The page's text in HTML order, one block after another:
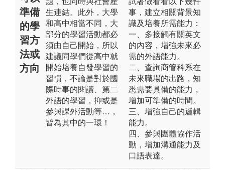
準備
的學
習方
法或
方向
生連結。此外，大學
和高中相當不同，大
部分的學習活動都必
須由自己開始，所以
建議同學們從高中就
開始培養自發學習的
習慣，不論是對於國
際時事的閱讀、第二
外語的學習，抑或是
參與課外活動等…，
皆為其中的一環！
事，建立相關背景知
識及培養所需能力：
一、多接觸有關英文
的內容，增強未來必
需的外語能力。
二、查詢商管科系在
未來職場的出路，知
悉需要具備的能力，
增加可準備的時間。
三、增強自己的邏輯
能力。
四、參與團體協作活
動，增加溝通能力及
口語表達。